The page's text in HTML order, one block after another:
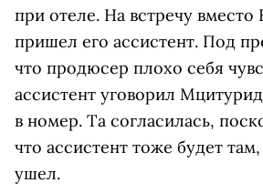
при отеле. На встречу вместо
пришел его ассистент. Под
что продюсер плохо себя
ассистент уговорил
в номер. Та согласилась,
что ассистент тоже будет
ушел.